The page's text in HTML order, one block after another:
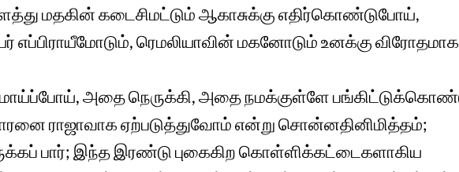
மதகின் கடைசிமட்டும் ஆகாசுக்கு எதிர்கொண்டுபோய்,
எப்பிராயீமோடும், ரெமலியாவின் மகனோடும் உனக்கு
அதை நெருக்கி, அதை நமக்குள்ளே
ராஜாவாக ஏற்படுத்துவோம் என்று சொன்னதினிமித்தம்;
பார்; இந்த இரண்டு புகைகிற கொள்ளிக்கட்டைகளாகிய